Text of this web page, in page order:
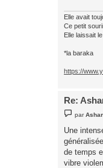
Elle avait
Ce petit
Elle laissait
*la baraka
https://
Re:
e
s
a
e
par
Une
de temps
vibre